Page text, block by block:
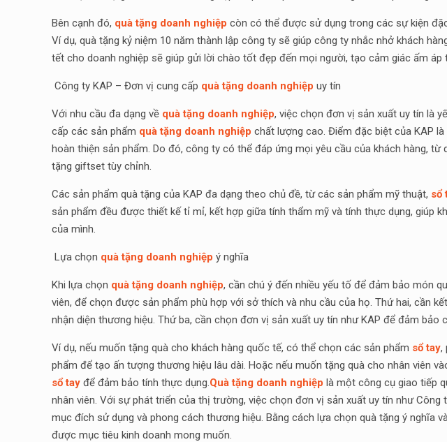
Bên cạnh đó, quà tặng doanh nghiệp còn có thể được sử dụng trong các sự kiện
Ví dụ, quà tặng kỷ niệm 10 năm thành lập công ty sẽ giúp công ty nhắc nhở khách
tết cho doanh nghiệp sẽ giúp gửi lời chào tốt đẹp đến mọi người, tạo cảm giác ấm áp
Công ty KAP – Đơn vị cung cấp quà tặng doanh nghiệp uy tín
Với nhu cầu đa dạng về quà tặng doanh nghiệp, việc chọn đơn vị sản xuất uy tín là
cấp các sản phẩm quà tặng doanh nghiệp chất lượng cao. Điểm đặc biệt của KAP
hoàn thiện sản phẩm. Do đó, công ty có thể đáp ứng mọi yêu cầu của khách hàng,
tặng giftset tùy chỉnh.
Các sản phẩm quà tặng của KAP đa dạng theo chủ đề, từ các sản phẩm mỹ thuật, sổ
sản phẩm đều được thiết kế tỉ mỉ, kết hợp giữa tính thẩm mỹ và tính thực dụng, giúp
của mình.
Lựa chọn quà tặng doanh nghiệp ý nghĩa
Khi lựa chọn quà tặng doanh nghiệp, cần chú ý đến nhiều yếu tố để đảm bảo món
viên, để chọn được sản phẩm phù hợp với sở thích và nhu cầu của họ. Thứ hai, cần
nhận diện thương hiệu. Thứ ba, cần chọn đơn vị sản xuất uy tín như KAP để đảm bảo
Ví dụ, nếu muốn tặng quà cho khách hàng quốc tế, có thể chọn các sản phẩm sổ tay,
phẩm để tạo ấn tượng thương hiệu lâu dài. Hoặc nếu muốn tặng quà cho nhân viên
sổ tay để đảm bảo tính thực dụng.Quà tặng doanh nghiệp là một công cụ giao tiếp
nhân viên. Với sự phát triển của thị trường, việc chọn đơn vị sản xuất uy tín như
mục đích sử dụng và phong cách thương hiệu. Bằng cách lựa chọn quà tặng ý
được mục tiêu kinh doanh mong muốn.